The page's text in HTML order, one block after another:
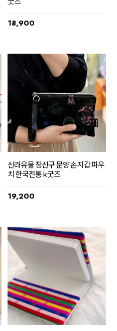
18,900
신라유물 장신구 문양 손지갑 파우
치 한국전통 k굿즈
19,200